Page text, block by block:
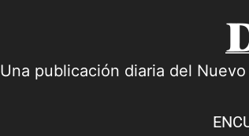
Una publicación diaria del